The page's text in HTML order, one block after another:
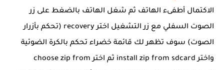
الاكتمال أطفىء الهاتف ثم شغل الهاتف بالضغط على زر
الصوت السفلي مع زر التشغيل اختر recovery (تحكم بأزرار
الصوت) سوف تظهر لك قائمة خضراء تحكم بالكرة الضوئية
واختر install zip from sdcard ثم اختر choose zip from